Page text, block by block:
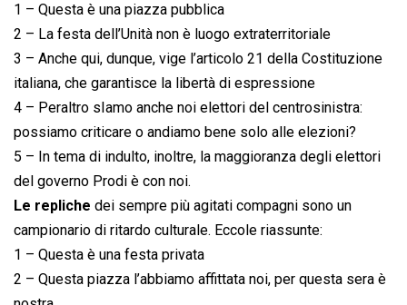
1 – Questa è una piazza pubblica
2 – La festa dell’Unità non è luogo extraterritoriale
3 – Anche qui, dunque, vige l’articolo 21 della Costituzione
italiana, che garantisce la libertà di espressione
4 – Peraltro sIamo anche noi elettori del centrosinistra:
possiamo criticare o andiamo bene solo alle elezioni?
5 – In tema di indulto, inoltre, la maggioranza degli elettori
del governo Prodi è con noi.
Le repliche dei sempre più agitati compagni sono un
campionario di ritardo culturale. Eccole riassunte:
1 – Questa è una festa privata
2 – Questa piazza l’abbiamo affittata noi, per questa sera è